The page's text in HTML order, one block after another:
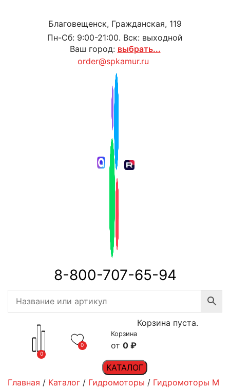
Благовещенск, Гражданская, 119
Пн-Сб: 9:00-21:00. Вск: выходной
Ваш город: выбрать...
order@spkamur.ru
8-800-707-65-94
0
0
Корзина
0 ₽
Корзина пуста.
КАТАЛОГ
Главная / Каталог / Гидромоторы / Гидромоторы M